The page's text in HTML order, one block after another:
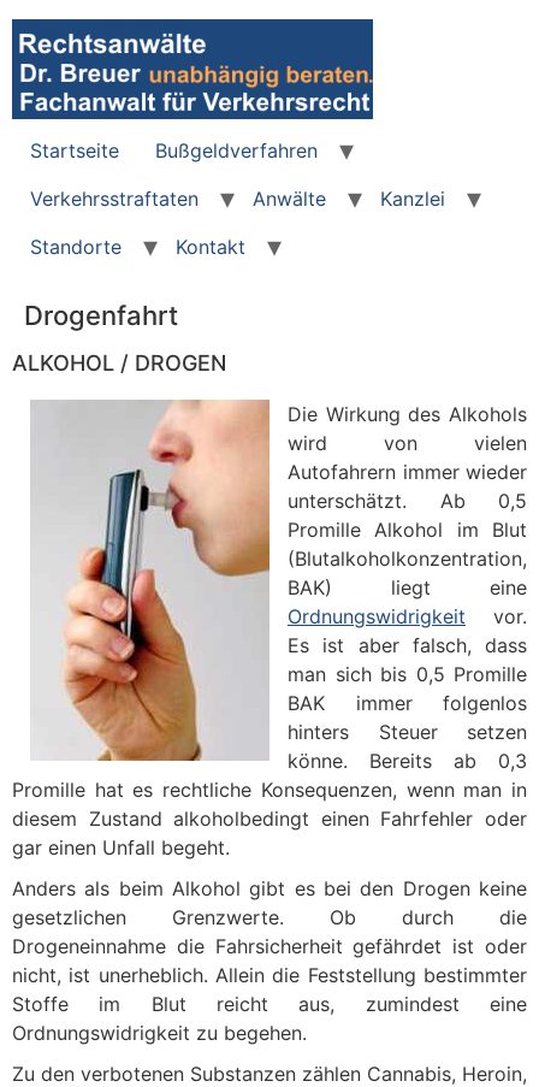
Zum
Inhalt
wechseln
Startseite
Bußgeldverfahren
Verkehrsstraftaten
Anwälte
Kanzlei
Standorte
Kontakt
Drogenfahrt
ALKOHOL / DROGEN
Die Wirkung des Alkohols
wird von vielen
Autofahrern immer wieder
unterschätzt. Ab 0,5
Promille Alkohol im Blut
(Blutalkoholkonzentration,
BAK) liegt eine
Ordnungswidrigkeit vor.
Es ist aber falsch, dass
man sich bis 0,5 Promille
BAK immer folgenlos
hinters Steuer setzen
könne. Bereits ab 0,3
Promille hat es rechtliche Konsequenzen, wenn man in
diesem Zustand alkoholbedingt einen Fahrfehler oder
gar einen Unfall begeht.
Anders als beim Alkohol gibt es bei den Drogen keine
gesetzlichen Grenzwerte. Ob durch die
Drogeneinnahme die Fahrsicherheit gefährdet ist oder
nicht, ist unerheblich. Allein die Feststellung bestimmter
Stoffe im Blut reicht aus, zumindest eine
Ordnungswidrigkeit zu begehen.
Zu den verbotenen Substanzen zählen Cannabis, Heroin,